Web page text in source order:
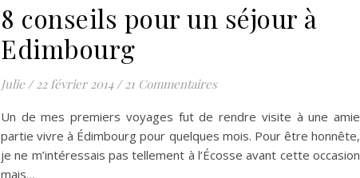
8 conseils pour un séjour à
Edimbourg
Julie / 22 février 2014 / 21 Commentaires
Un de mes premiers voyages fut de rendre visite à une amie
partie vivre à Édimbourg pour quelques mois. Pour être honnête,
je ne m’intéressais pas tellement à l’Écosse avant cette occasion
mais…